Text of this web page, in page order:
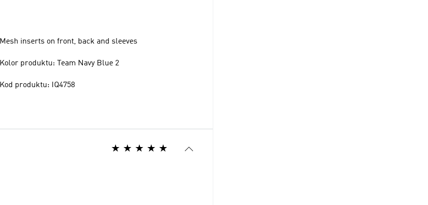
Mesh inserts on front, back and sleeves
Kolor produktu: Team Navy Blue 2
Kod produktu: IQ4758